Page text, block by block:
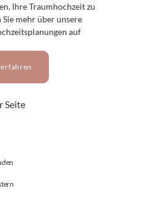
Ihre Traumhochzeit zu
mehr über unsere
auf
Seite